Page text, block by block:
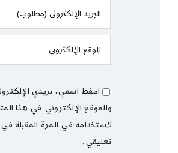
احفظ اسمي، بريدي
والموقع الإلكتروني في هذا
لاستخدامه في المرة المقبلة في
تعليقي.